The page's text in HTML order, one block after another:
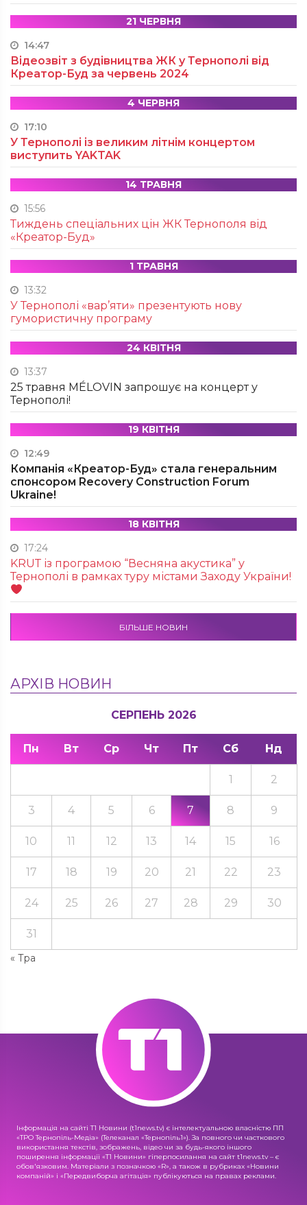
21 ЧЕРВНЯ
14:47
Відеозвіт з будівництва ЖК у Тернополі від
Креатор-Буд за червень 2024
4 ЧЕРВНЯ
17:10
У Тернополі із великим літнім концертом
виступить YAKTAK
14 ТРАВНЯ
15:56
Тиждень спеціальних цін ЖК Тернополя від
«Креатор-Буд»
1 ТРАВНЯ
13:32
У Тернополі «вар’яти» презентують нову
гумористичну програму
24 КВІТНЯ
13:37
25 травня MÉLOVIN запрошує на концерт у
Тернополі!
19 КВІТНЯ
12:49
Компанія «Креатор-Буд» стала генеральним
спонсором Recovery Construction Forum
Ukraine!
18 КВІТНЯ
17:24
KRUТ із програмою “Весняна акустика” у
Тернополі в рамках туру містами Заходу України!
БІЛЬШЕ НОВИН
АРХІВ НОВИН
СЕРПЕНЬ 2026
Пн Вт Ср Чт Пт Сб Нд
« Тра
1 2
3 4 5 6 7 8 9
10 11 12 13 14 15 16
17 18 19 20 21 22 23
24 25 26 27 28 29 30
31
Інформація на сайті Т1 Новини (t1news.tv) є інтелектуальною власністю ПП
«ТРО Тернопіль-Медіа» (Телеканал «Тернопіль1»). За повного чи часткового
використання текстів, зображень, відео чи за будь-якого іншого
поширення інформації «Т1 Новини» гіперпосилання на сайт t1news.tv – є
обов'язковим. Матеріали з позначкою «R», а також в рубриках «Новини
компаній» і «Передвиборча агітація» публікуються на правах реклами.